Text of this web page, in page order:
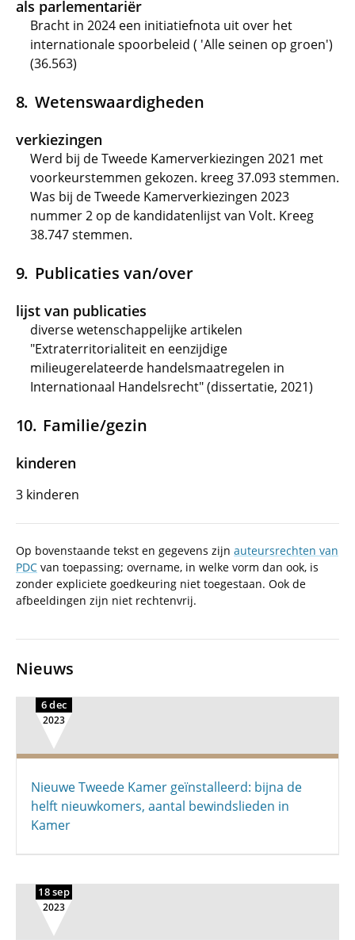
als parlementariër
Bracht in 2024 een initiatiefnota uit over het
internationale spoorbeleid ( 'Alle seinen op groen')
(36.563)
Wetenswaardigheden
verkiezingen
Werd bij de Tweede Kamerverkiezingen 2021 met
voorkeurstemmen gekozen. kreeg 37.093 stemmen.
Was bij de Tweede Kamerverkiezingen 2023
nummer 2 op de kandidatenlijst van Volt. Kreeg
38.747 stemmen.
Publicaties van/over
lijst van publicaties
diverse wetenschappelijke artikelen
"Extraterritorialiteit en eenzijdige
milieugerelateerde handelsmaatregelen in
Internationaal Handelsrecht" (dissertatie, 2021)
Familie/gezin
kinderen
3 kinderen
Op bovenstaande tekst en gegevens zijn auteursrechten van
PDC van toepassing; overname, in welke vorm dan ook, is
zonder expliciete goedkeuring niet toegestaan. Ook de
afbeeldingen zijn niet rechtenvrij.
Nieuws
6 dec
2023
Nieuwe Tweede Kamer geïnstalleerd: bijna de
helft nieuwkomers, aantal bewindslieden in
Kamer
18 sep
2023